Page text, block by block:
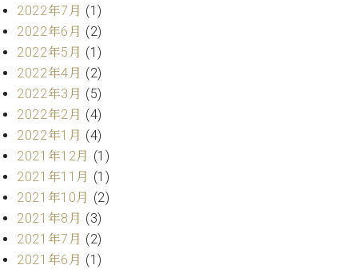
ノ
C.
ヒ
シ
ュ
タ
イ
ン
レ
ジ
デ
ン
ス
ホー
ル・
スタ
ジオ
空き
状況
動
画
収
録
サ
ビ
ス
音
2022年7月 (1)
2022年6月 (2)
2022年5月 (1)
2022年4月 (2)
2022年3月 (5)
2022年2月 (4)
2022年1月 (4)
2021年12月 (1)
2021年11月 (1)
2021年10月 (2)
2021年8月 (3)
2021年7月 (2)
2021年6月 (1)